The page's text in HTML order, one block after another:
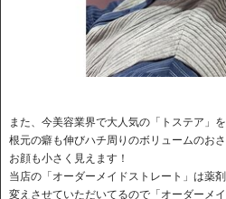
また、今美容業界で大人気の「トステア」
根元の癖も伸びハチ周りのボリュームのお
お顔も小さく見えます！
当店の「オーダーメイドストレート」は薬
変えさせていただいてるので「オーダーメ